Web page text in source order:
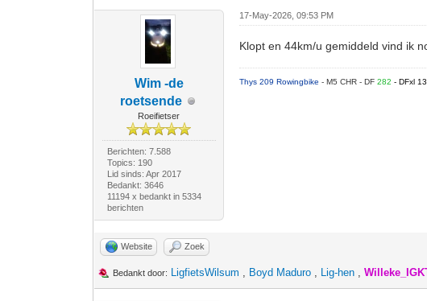
Wim -de
roetsende
Roeifietser
Berichten: 7.588
Topics: 190
Lid sinds: Apr 2017
Bedankt: 3646
11194 x bedankt in 5334
berichten
17-May-2026, 09:53 PM
Klopt en 44km/u gemiddeld vind ik
Thys 209 Rowingbike- M5 CHR - DF282- DFxl
Website Zoek
Bedankt door: LigfietsWilsum , Boyd Maduro , Lig-hen ,